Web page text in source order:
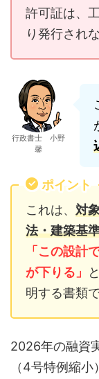
許可証は、
り発行され
行政書士 小野
馨
ポイント
これは、 対
法・建築基
「この設計
が下りる」
明する書類で
2026年の融資
（4号特例縮